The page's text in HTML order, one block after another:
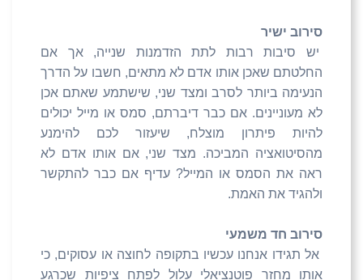
סירוב ישיר
יש סיבות רבות לתת הזדמנות שנייה, אך אם
החלטתם שאכן אותו אדם לא מתאים, חשבו על הדרך
הנעימה ביותר לסרב ומצד שני, שישתמע שאתם אכן
לא מעוניינים. אם כבר דיברתם, סמס או מייל יכולים
להיות פיתרון מוצלח, שיעזור לכם להימנע
מהסיטואציה המביכה. מצד שני, אם אותו אדם לא
ראה את הסמס או המייל? עדיף אם כבר להתקשר
ולהגיד את האמת.
סירוב חד משמעי
אל תגידו אנחנו עכשיו בתקופה לחוצה או עסוקים, כי
אותו מחזר פוטנציאלי עלול לפתח ציפיות שכרגע